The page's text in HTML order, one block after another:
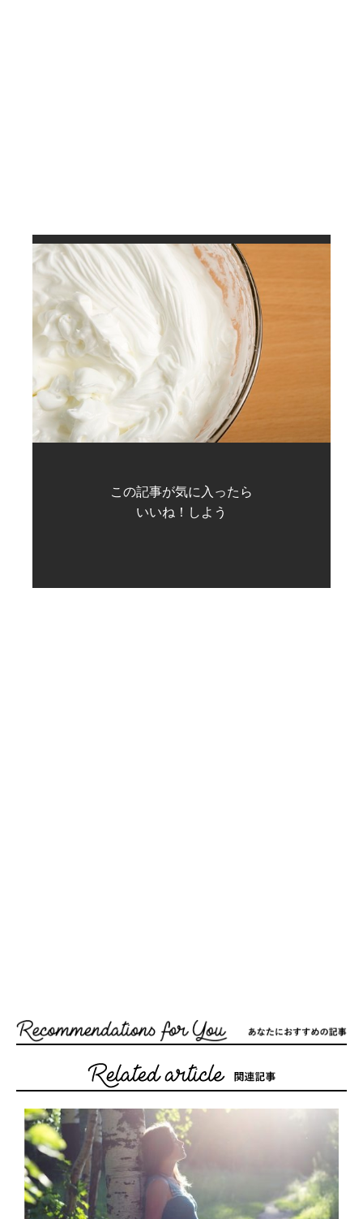
この記事が気に入ったら
いいね！しよう